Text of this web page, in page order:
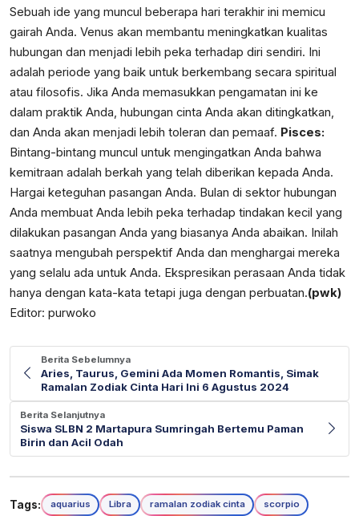
Sebuah ide yang muncul beberapa hari terakhir ini memicu
gairah Anda. Venus akan membantu meningkatkan kualitas
hubungan dan menjadi lebih peka terhadap diri sendiri. Ini
adalah periode yang baik untuk berkembang secara spiritual
atau filosofis. Jika Anda memasukkan pengamatan ini ke
dalam praktik Anda, hubungan cinta Anda akan ditingkatkan,
dan Anda akan menjadi lebih toleran dan pemaaf. Pisces:
Bintang-bintang muncul untuk mengingatkan Anda bahwa
kemitraan adalah berkah yang telah diberikan kepada Anda.
Hargai keteguhan pasangan Anda. Bulan di sektor hubungan
Anda membuat Anda lebih peka terhadap tindakan kecil yang
dilakukan pasangan Anda yang biasanya Anda abaikan. Inilah
saatnya mengubah perspektif Anda dan menghargai mereka
yang selalu ada untuk Anda. Ekspresikan perasaan Anda tidak
hanya dengan kata-kata tetapi juga dengan perbuatan.(pwk)
Editor: purwoko
Berita Sebelumnya
Aries, Taurus, Gemini Ada Momen Romantis, Simak
Ramalan Zodiak Cinta Hari Ini 6 Agustus 2024
Berita Selanjutnya
Siswa SLBN 2 Martapura Sumringah Bertemu Paman
Birin dan Acil Odah
Tags: aquarius Libra ramalan zodiak cinta scorpio